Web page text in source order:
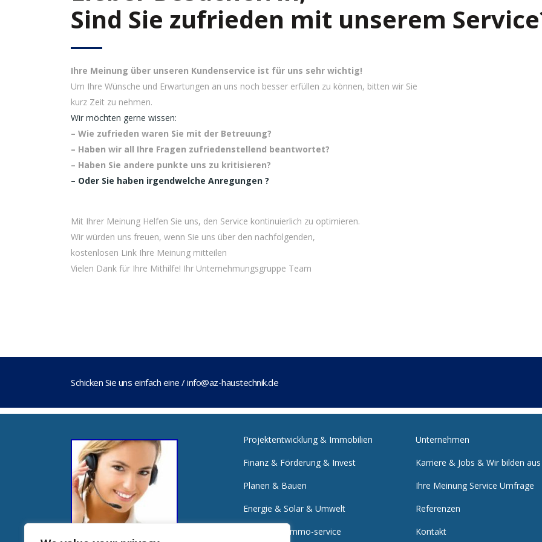
Sind Sie zufrieden mit unserem
Ihre Meinung über unseren Kundenservice ist für uns sehr wichtig!
Um Ihre Wünsche und Erwartungen an uns noch besser erfüllen zu können, bitten wir Sie
kurz Zeit zu nehmen.
Wir möchten gerne wissen:
– Wie zufrieden waren Sie mit der Betreuung?
– Haben wir all Ihre Fragen zufriedenstellend beantwortet?
– Haben Sie andere punkte uns zu kritisieren?
– Oder Sie haben irgendwelche Anregungen ?
Mit Ihrer Meinung Helfen Sie uns, den Service kontinuierlich zu optimieren.
Wir würden uns freuen, wenn Sie uns über den nachfolgenden,
kostenlosen Link Ihre Meinung mitteilen
Vielen Dank für Ihre Mithilfe! Ihr Unternehmungsgruppe Team
Schicken Sie uns einfach eine / info@az-haustechnik.de
Projektentwicklung & Immobilien
Finanz & Förderung & Invest
Planen & Bauen
Energie & Solar & Umwelt
Alldienst & Immo-service
Unternehmen
Karriere & Jobs & Wir bilden aus
Ihre Meinung Service Umfrage
Referenzen
Kontakt